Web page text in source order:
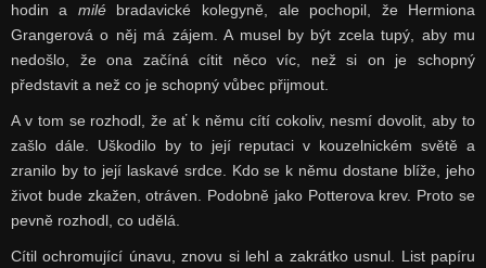
hodin a milébradavické kolegyně, ale pochopil, že Hermiona
Grangerová o něj má zájem. A musel by být zcela tupý, aby mu
nedošlo, že ona začíná cítit něco víc, než si on je schopný
představit a než co je schopný vůbec přijmout.
A v tom se rozhodl, že ať k němu cítí cokoliv, nesmí dovolit, aby to
zašlo dále. Uškodilo by to její reputaci v kouzelnickém světě a
zranilo by to její laskavé srdce. Kdo se k němu dostane blíže, jeho
život bude zkažen, otráven. Podobně jako Potterova krev. Proto se
pevně rozhodl, co udělá.
Cítil ochromující únavu, znovu si lehl a zakrátko usnul. List papíru